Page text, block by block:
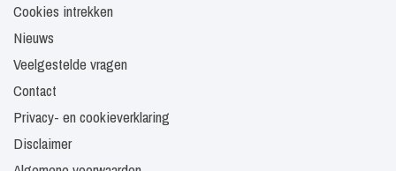
Cookies intrekken
Nieuws
Veelgestelde vragen
Contact
Privacy- en cookieverklaring
Disclaimer